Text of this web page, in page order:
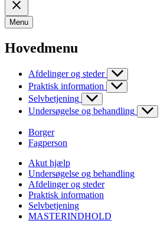
Menu
Hovedmenu
Afdelinger og steder
Praktisk information
Selvbetjening
Undersøgelse og behandling
Borger
Fagperson
Akut hjælp
Undersøgelse og behandling
Afdelinger og steder
Praktisk information
Selvbetjening
MASTERINDHOLD